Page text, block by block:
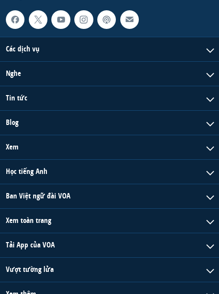
Các dịch vụ
Nghe
Tin tức
Blog
Xem
Học tiếng Anh
Ban Việt ngữ đài VOA
Xem toàn trang
Tải App của VOA
Vượt tường lửa